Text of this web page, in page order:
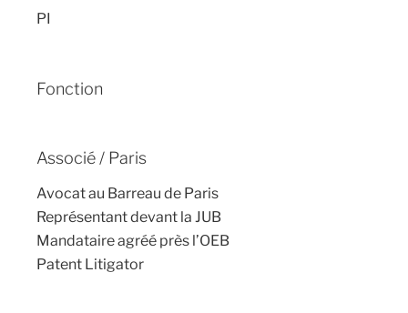
PI
Fonction
Associé / Paris
Avocat au Barreau de Paris
Représentant devant la JUB
Mandataire agréé près l’OEB
Patent Litigator